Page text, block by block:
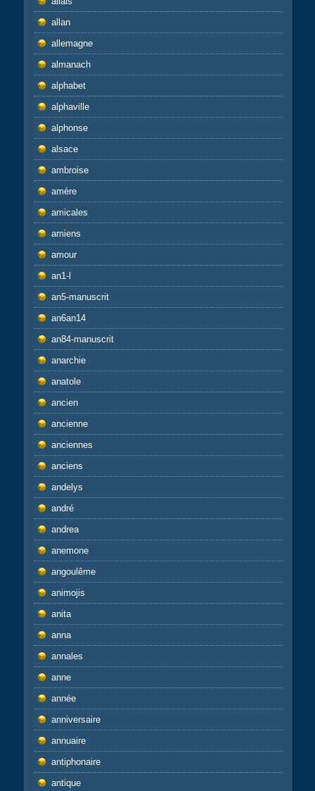
allan
allemagne
almanach
alphabet
alphaville
alphonse
alsace
ambroise
amère
amicales
amiens
amour
an1-l
an5-manuscrit
an6an14
an84-manuscrit
anarchie
anatole
ancien
ancienne
anciennes
anciens
andelys
andré
andrea
anemone
angoulême
animojis
anita
anna
annales
anne
année
anniversaire
annuaire
antiphonaire
antique